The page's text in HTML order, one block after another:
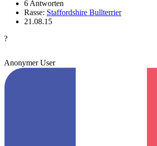
6 Antworten
Rasse: Staffordshire Bullterrier
21.08.15
?
Anonymer User